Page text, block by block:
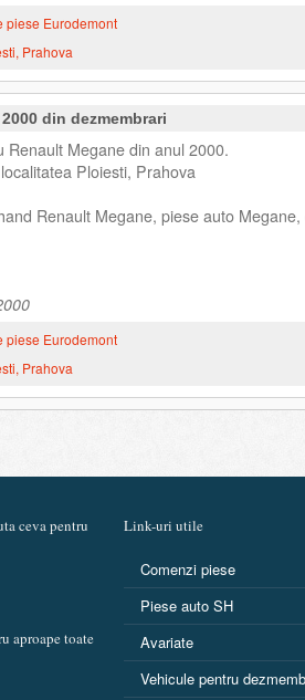
piese Eurodemont
Prahova
din dezmembrari
Megane din anul 2000.
Ploiesti, Prahova
Renault Megane, piese auto
piese Eurodemont
Prahova
ceva pentru
aproape toate
Link-uri utile
Comenzi piese
Piese auto SH
Avariate
Vehicule pentru